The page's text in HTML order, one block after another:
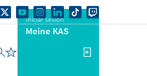
Iniciar sesión
Meine KAS